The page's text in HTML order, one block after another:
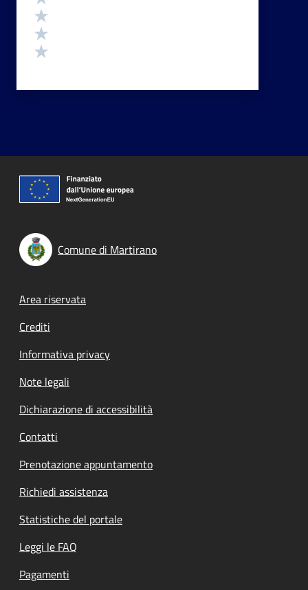
Comune di Martirano
Footer menu
Area riservata
Crediti
Informativa privacy
Note legali
Dichiarazione di accessibilità
Contatti
Prenotazione appuntamento
Richiedi assistenza
Statistiche del portale
Leggi le FAQ
Pagamenti